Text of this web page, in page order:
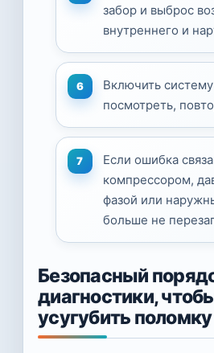
забор и выброс
внутреннего и
Включить
посмотреть,
Если ошибка
компрессором,
фазой или
больше не
Безопасный
диагностики,
усугубить поломку